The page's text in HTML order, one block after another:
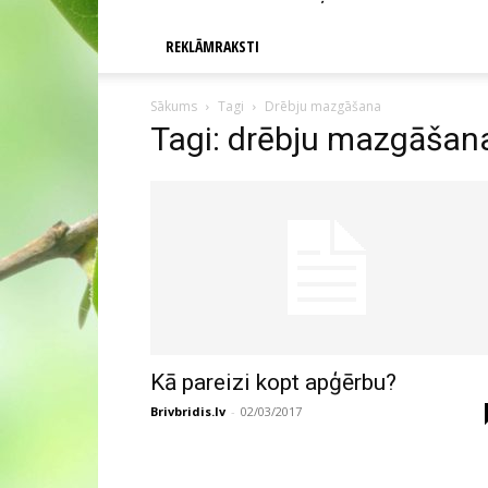
REKLĀMRAKSTI
Sākums Tagi Drēbju mazgāšana
Tagi: drēbju
Kā pareizi kopt apģērbu?
Brivbridis.lv - 02/03/2017